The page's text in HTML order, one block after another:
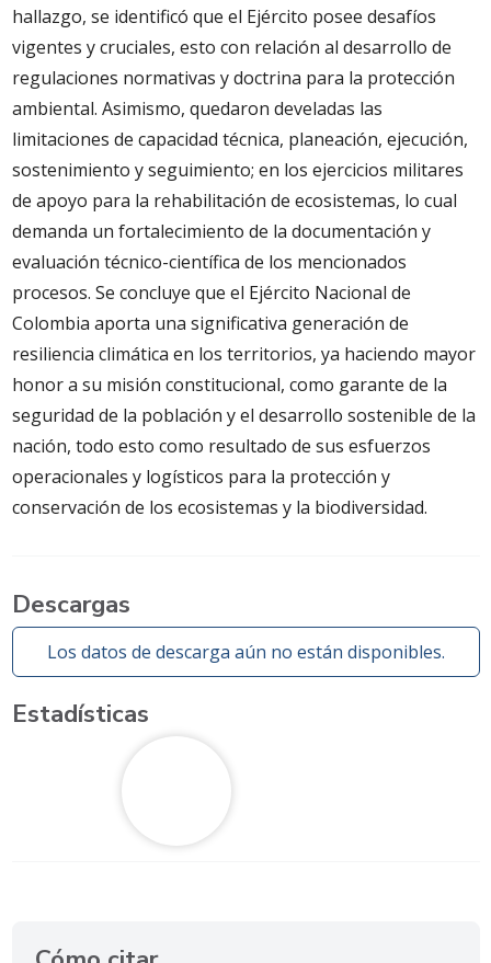
hallazgo, se identificó que el Ejército posee desafíos
vigentes y cruciales, esto con relación al desarrollo de
regulaciones normativas y doctrina para la protección
ambiental. Asimismo, quedaron develadas las
limitaciones de capacidad técnica, planeación, ejecución,
sostenimiento y seguimiento; en los ejercicios militares
de apoyo para la rehabilitación de ecosistemas, lo cual
demanda un fortalecimiento de la documentación y
evaluación técnico-científica de los mencionados
procesos. Se concluye que el Ejército Nacional de
Colombia aporta una significativa generación de
resiliencia climática en los territorios, ya haciendo mayor
honor a su misión constitucional, como garante de la
seguridad de la población y el desarrollo sostenible de la
nación, todo esto como resultado de sus esfuerzos
operacionales y logísticos para la protección y
conservación de los ecosistemas y la biodiversidad.
Descargas
Los datos de descarga aún no están disponibles.
Estadísticas